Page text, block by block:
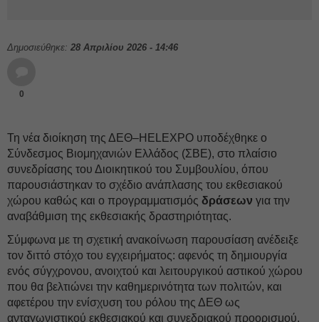
Δημοσιεύθηκε: 28 Απριλίου 2026 - 14:46
0
Τη νέα διοίκηση της ΔΕΘ–HELEXPO υποδέχθηκε ο
Σύνδεσμος Βιομηχανιών Ελλάδος (ΣΒΕ), στο πλαίσιο
συνεδρίασης του Διοικητικού του Συμβουλίου, όπου
παρουσιάστηκαν το σχέδιο ανάπλασης του εκθεσιακού
χώρου καθώς και ο προγραμματισμός δράσεων για την
αναβάθμιση της εκθεσιακής δραστηριότητας.
Σύμφωνα με τη σχετική ανακοίνωση παρουσίαση ανέδειξε
τον διττό στόχο του εγχειρήματος: αφενός τη δημιουργία
ενός σύγχρονου, ανοιχτού και λειτουργικού αστικού χώρου
που θα βελτιώνει την καθημερινότητα των πολιτών, και
αφετέρου την ενίσχυση του ρόλου της ΔΕΘ ως
ανταγωνιστικού εκθεσιακού και συνεδριακού προορισμού,